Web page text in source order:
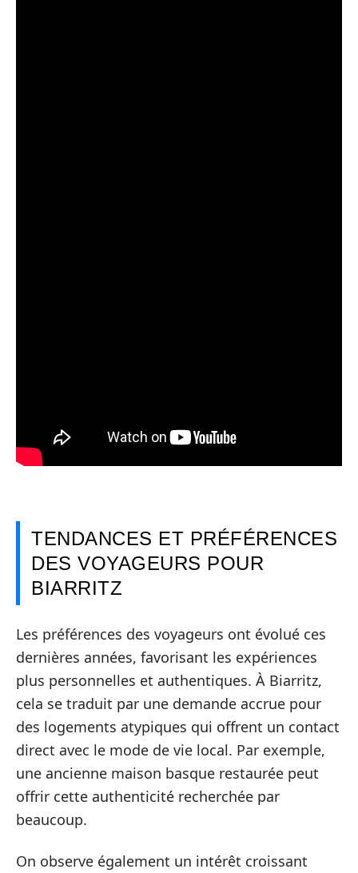
TENDANCES ET PRÉFÉRENCES
DES VOYAGEURS POUR
BIARRITZ
Les préférences des voyageurs ont évolué ces
dernières années, favorisant les expériences
plus personnelles et authentiques. À Biarritz,
cela se traduit par une demande accrue pour
des logements atypiques qui offrent un contact
direct avec le mode de vie local. Par exemple,
une ancienne maison basque restaurée peut
offrir cette authenticité recherchée par
beaucoup.
On observe également un intérêt croissant